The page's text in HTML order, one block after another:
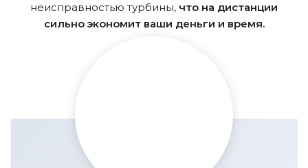
неисправностью турбины, что на дистанции
сильно экономит ваши деньги и время.